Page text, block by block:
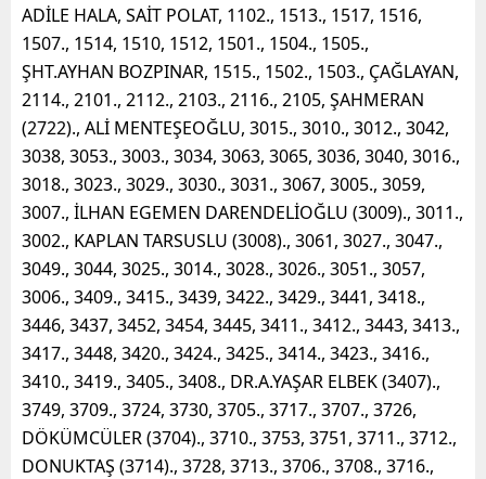
ADİLE HALA, SAİT POLAT, 1102., 1513., 1517, 1516,
1507., 1514, 1510, 1512, 1501., 1504., 1505.,
ŞHT.AYHAN BOZPINAR, 1515., 1502., 1503., ÇAĞLAYAN,
2114., 2101., 2112., 2103., 2116., 2105, ŞAHMERAN
(2722)., ALİ MENTEŞEOĞLU, 3015., 3010., 3012., 3042,
3038, 3053., 3003., 3034, 3063, 3065, 3036, 3040, 3016.,
3018., 3023., 3029., 3030., 3031., 3067, 3005., 3059,
3007., İLHAN EGEMEN DARENDELİOĞLU (3009)., 3011.,
3002., KAPLAN TARSUSLU (3008)., 3061, 3027., 3047.,
3049., 3044, 3025., 3014., 3028., 3026., 3051., 3057,
3006., 3409., 3415., 3439, 3422., 3429., 3441, 3418.,
3446, 3437, 3452, 3454, 3445, 3411., 3412., 3443, 3413.,
3417., 3448, 3420., 3424., 3425., 3414., 3423., 3416.,
3410., 3419., 3405., 3408., DR.A.YAŞAR ELBEK (3407).,
3749, 3709., 3724, 3730, 3705., 3717., 3707., 3726,
DÖKÜMCÜLER (3704)., 3710., 3753, 3751, 3711., 3712.,
DONUKTAŞ (3714)., 3728, 3713., 3706., 3708., 3716.,